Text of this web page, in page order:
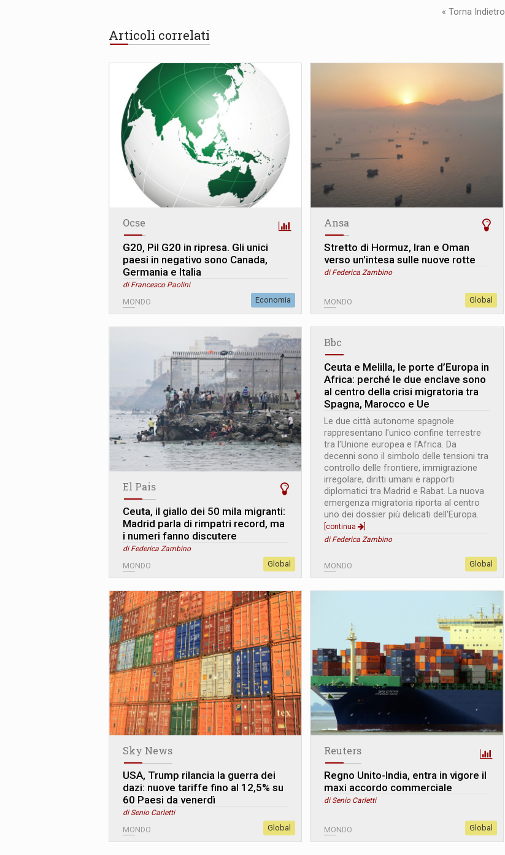
« Torna Indietro
Articoli correlati
Ocse
G20, Pil G20 in ripresa. Gli unici
paesi in negativo sono Canada,
Germania e Italia
di Francesco Paolini
MONDO Economia
Ansa
Stretto di Hormuz, Iran e Oman
verso un'intesa sulle nuove rotte
di Federica Zambino
MONDO Global
El Pais
Ceuta, il giallo dei 50 mila migranti:
Madrid parla di rimpatri record, ma
i numeri fanno discutere
di Federica Zambino
MONDO Global
Bbc
Ceuta e Melilla, le porte d’Europa in
Africa: perché le due enclave sono
al centro della crisi migratoria tra
Spagna, Marocco e Ue
Le due città autonome spagnole
rappresentano l'unico confine terrestre
tra l'Unione europea e l'Africa. Da
decenni sono il simbolo delle tensioni tra
controllo delle frontiere, immigrazione
irregolare, diritti umani e rapporti
diplomatici tra Madrid e Rabat. La nuova
emergenza migratoria riporta al centro
uno dei dossier più delicati dell'Europa.
[continua
di Federica Zambino
MONDO Global
Sky News
USA, Trump rilancia la guerra dei
dazi: nuove tariffe fino al 12,5% su
60 Paesi da venerdì
di Senio Carletti
MONDO Global
Reuters
Regno Unito-India, entra in vigore il
maxi accordo commerciale
di Senio Carletti
MONDO Global